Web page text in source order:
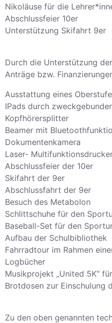
Nikoläuse für die
Abschlussfeier 10er
Unterstützung Skifahrt 9er
Durch die Unterstützung
Anträge bzw.
Ausstattung eines
IPads durch
Kopfhörersplitter
Beamer mit
Dokumentenkamera
Laser-
Abschlussfeier der 10er
Skifahrt der 9er
Abschlussfahrt der 9er
Besuch des Metabolon
Schlittschuhe für den
Baseball-Set für den
Aufbau der Schulbibliothek
Fahrradtour im Rahmen
Logbücher
Musikprojekt „United 5K“
Brotdosen zur Einschulung
Zu den oben genannten